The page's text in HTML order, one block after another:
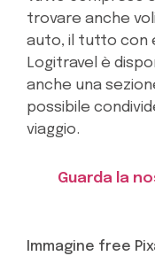
trovare anche
auto, il tutto con
Logitravel è
anche una
possibile
viaggio.
Guarda la
Immagine free